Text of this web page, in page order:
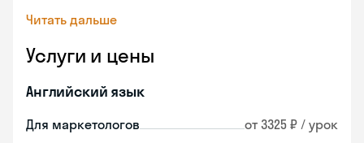
Читать дальше
Услуги и цены
Английский язык
Для маркетологов от 3325 ₽ / урок